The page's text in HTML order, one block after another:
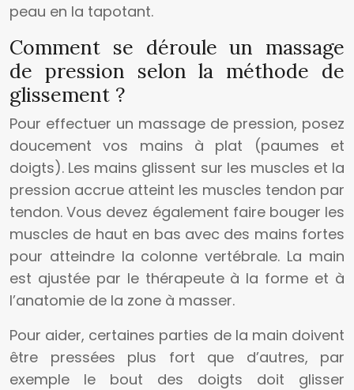
peau en la tapotant.
Comment se déroule un massage
de pression selon la méthode de
glissement ?
Pour effectuer un massage de pression, posez
doucement vos mains à plat (paumes et
doigts). Les mains glissent sur les muscles et la
pression accrue atteint les muscles tendon par
tendon. Vous devez également faire bouger les
muscles de haut en bas avec des mains fortes
pour atteindre la colonne vertébrale. La main
est ajustée par le thérapeute à la forme et à
l’anatomie de la zone à masser.
Pour aider, certaines parties de la main doivent
être pressées plus fort que d’autres, par
exemple le bout des doigts doit glisser